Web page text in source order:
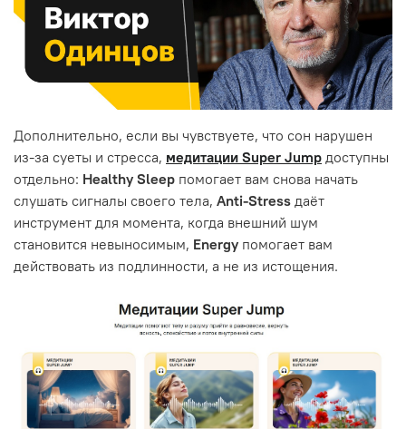
Дополнительно, если вы чувствуете, что сон нарушен
из-за суеты и стресса, медитации Super Jump доступны
отдельно: Healthy Sleep помогает вам снова начать
слушать сигналы своего тела, Anti-Stress даёт
инструмент для момента, когда внешний шум
становится невыносимым, Energy помогает вам
действовать из подлинности, а не из истощения.